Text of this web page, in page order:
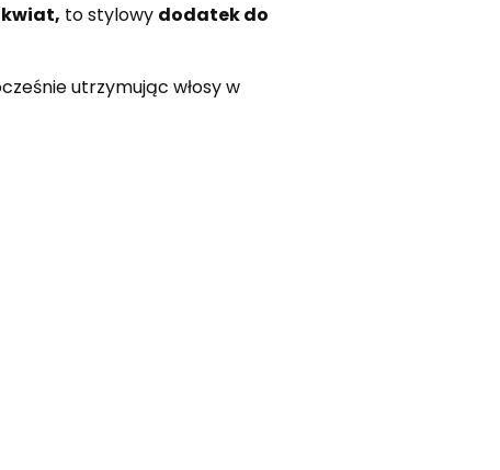
to stylowy dodatek do
utrzymując włosy w